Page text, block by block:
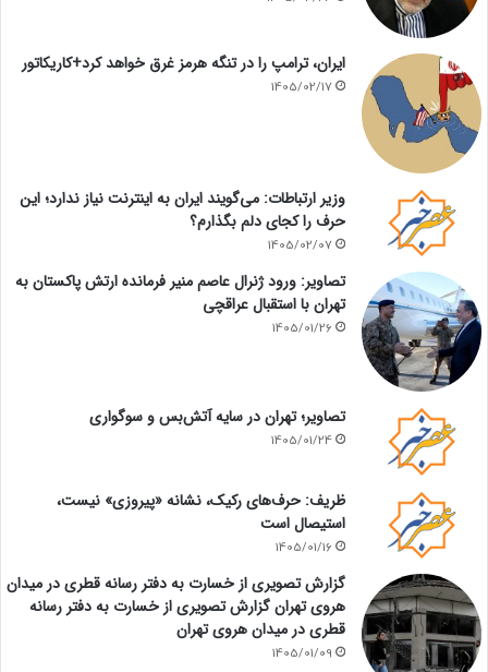
ایران، ترامپ را در تنگه هرمز غرق خواهد کرد+کاریکاتور
1405/02/17
وزیر ارتباطات: می‌گویند ایران به اینترنت نیاز ندارد؛ این
حرف را کجای دلم بگذارم؟
1405/02/07
تصاویر: ورود ژنرال عاصم منیر فرمانده ارتش پاکستان به
تهران با استقبال عراقچی
1405/01/26
تصاویر؛ تهران در سایه آتش‌بس و سوگواری
1405/01/24
ظریف: حرف‌های رکیک، نشانه «پیروزی» نیست،
استیصال است
1405/01/16
گزارش تصویری از خسارت به دفتر رسانه قطری در میدان
هروی تهران گزارش تصویری از خسارت به دفتر رسانه
قطری در میدان هروی تهران
1405/01/09